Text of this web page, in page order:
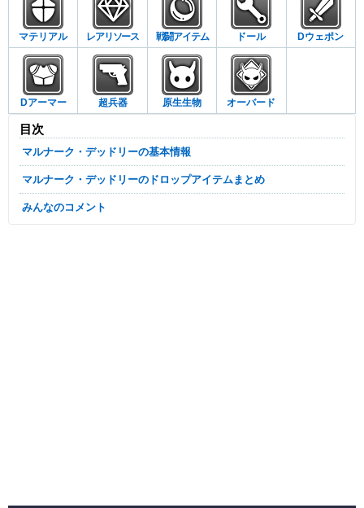
マテリアル レアリソース 戦闘アイテム ドール Dウェポン
Dアーマー 超兵器 原生生物 オーバード
目次
マルナーク・デッドリーの基本情報
マルナーク・デッドリーのドロップアイテムまとめ
みんなのコメント